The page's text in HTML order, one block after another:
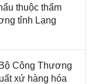
thuộc thẩm
tỉnh Lạng
Công Thương
xứ hàng hóa